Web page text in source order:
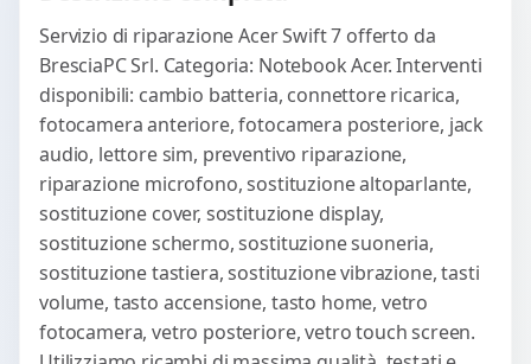
Servizio di riparazione Acer Swift 7 offerto da
BresciaPC Srl. Categoria: Notebook Acer. Interventi
disponibili: cambio batteria, connettore ricarica,
fotocamera anteriore, fotocamera posteriore, jack
audio, lettore sim, preventivo riparazione,
riparazione microfono, sostituzione altoparlante,
sostituzione cover, sostituzione display,
sostituzione schermo, sostituzione suoneria,
sostituzione tastiera, sostituzione vibrazione, tasti
volume, tasto accensione, tasto home, vetro
fotocamera, vetro posteriore, vetro touch screen.